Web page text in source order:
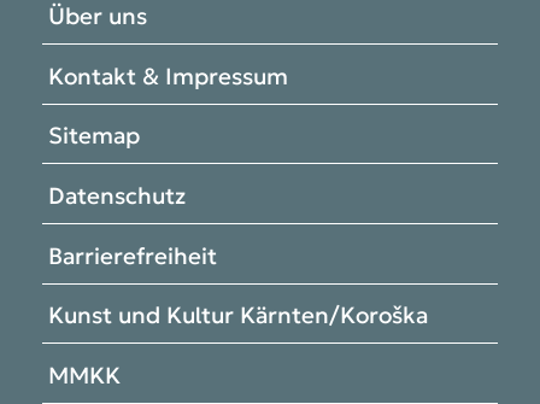
Über uns
Kontakt & Impressum
Sitemap
Datenschutz
Barrierefreiheit
Kunst und Kultur Kärnten/Koroška
MMKK